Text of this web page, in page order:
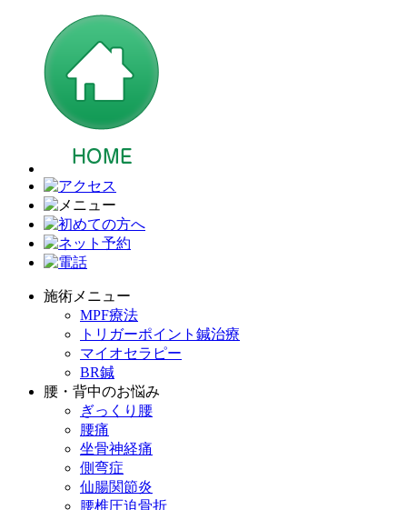
施術メニュー
MPF療法
トリガーポイント鍼治療
マイオセラピー
BR鍼
腰・背中のお悩み
ぎっくり腰
腰痛
坐骨神経痛
側弯症
仙腸関節炎
腰椎圧迫骨折